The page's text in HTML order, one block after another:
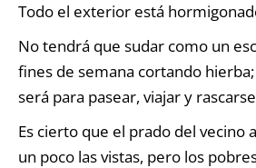
Todo el exterior está
No tendrá que sudar como un
fines de semana cortando
será para pasear, viajar y
Es cierto que el prado del vecino
un poco las vistas, pero los